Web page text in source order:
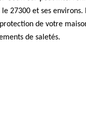
27300 et ses environs.
de votre
de saletés.